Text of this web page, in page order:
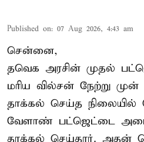
Published on: 07 Aug 2026, 4:43 am
சென்னை,
தவெக அரசின் முதல்
மரிய வில்சன் நேற்று
தாக்கல் செய்த நிலையில்
வேளாண் பட்ஜெட்டை
தாக்கல் செய்தார். அதன்